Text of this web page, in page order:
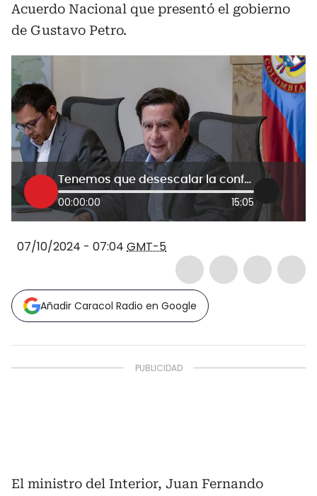
Acuerdo Nacional que presentó el gobierno
de Gustavo Petro.
Tenemos que desescalar la confrontación verbal sobre el Acuerdo Nacional: ministro Cristo
00:00:00 15:05
07/10/2024 - 07:04 GMT-5
Añadir Caracol Radio en Google
El ministro del Interior, Juan Fernando